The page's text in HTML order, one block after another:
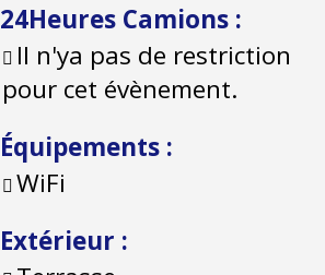
24Heures Camions :
Il n'ya pas de restriction
pour cet évènement.
Équipements :
WiFi
Extérieur :